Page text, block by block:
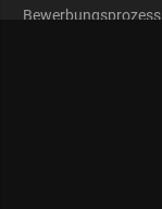
Bewerbungsprozess